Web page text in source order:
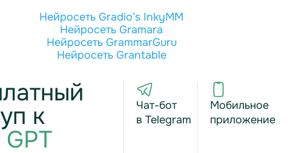
Нейросеть Gradio’s InkyMM
Нейросеть Gramara
Нейросеть GrammarGuru
Нейросеть Grantable
к
Чат-бот
в Telegram
Мобильное
приложение